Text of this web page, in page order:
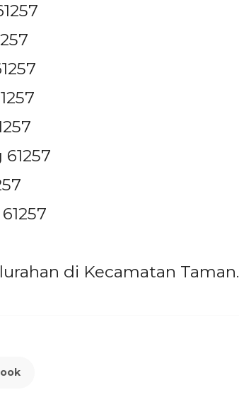
di Kecamatan Taman.